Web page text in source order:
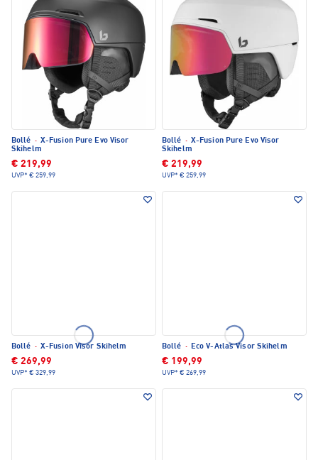
Bollé · X-Fusion Pure Evo Visor
Skihelm
€ 219,99
UVP* € 259,99
Bollé · X-Fusion Pure Evo Visor
Skihelm
€ 219,99
UVP* € 259,99
Bollé · X-Fusion Visor Skihelm
€ 269,99
UVP* € 329,99
Bollé · Eco V-Atlas Visor Skihelm
€ 199,99
UVP* € 269,99